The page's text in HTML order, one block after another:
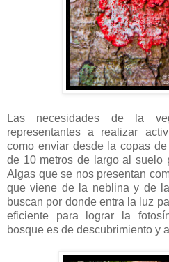
Las necesidades de la
representantes a realizar
como enviar desde la copas
de 10 metros de largo al suelo
Algas que se nos presentan
que viene de la neblina y de
buscan por donde entra la luz
eficiente para lograr la
bosque es de descubrimiento y